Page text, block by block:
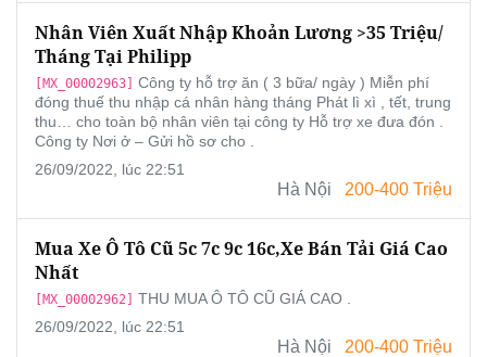
Nhân Viên Xuất Nhập Khoản Lương >35 Triệu/
Tháng Tại Philipp
[MX_00002963] Công ty hỗ trợ ăn ( 3 bữa/ ngày ) Miễn phí
đóng thuế thu nhập cá nhân hàng tháng Phát lì xì , tết, trung
thu… cho toàn bộ nhân viên tại công ty Hỗ trợ xe đưa đón .
Công ty Nơi ở – Gửi hồ sơ cho .
26/09/2022, lúc 22:51
Hà Nội 200-400 Triệu
Mua Xe Ô Tô Cũ 5c 7c 9c 16c,xe Bán Tải Giá Cao
Nhất
[MX_00002962] THU MUA Ô TÔ CŨ GIÁ CAO .
26/09/2022, lúc 22:51
Hà Nội 200-400 Triệu